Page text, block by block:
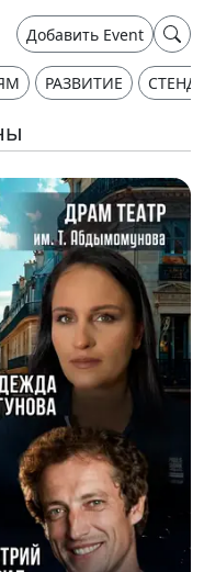
Добавить Event
РАЗВИТИЕ